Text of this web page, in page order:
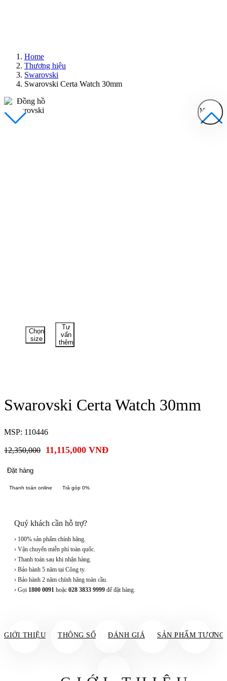
Home
Thương hiệu
Swarovski
Swarovski Certa Watch 30mm
MENU
Đồng Hồ Nam
Chọn
size
Tư
vấn
thêm
Swarovski Certa Watch 30mm
MSP: 110446
12,350,000 11,115,000 VNĐ
Đặt hàng
Thanh toán online Trả góp 0%
Quý khách cần hỗ trợ?
› 100% sản phẩm chính hãng.
› Vận chuyển miễn phí toàn quốc.
› Thanh toán sau khi nhận hàng.
› Bảo hành 5 năm tại Công ty.
› Bảo hành 2 năm chính hãng toàn cầu.
› Gọi 1800 0091 hoặc 028 3833 9999 để đặt hàng.
GIỚI THIỆU THÔNG SỐ ĐÁNH GIÁ SẢN PHẨM TƯƠNG